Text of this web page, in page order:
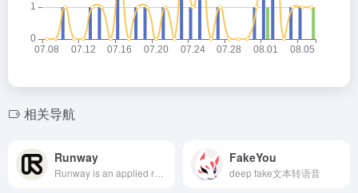
相关导航
Runway FakeYou
deep fake文本转语音